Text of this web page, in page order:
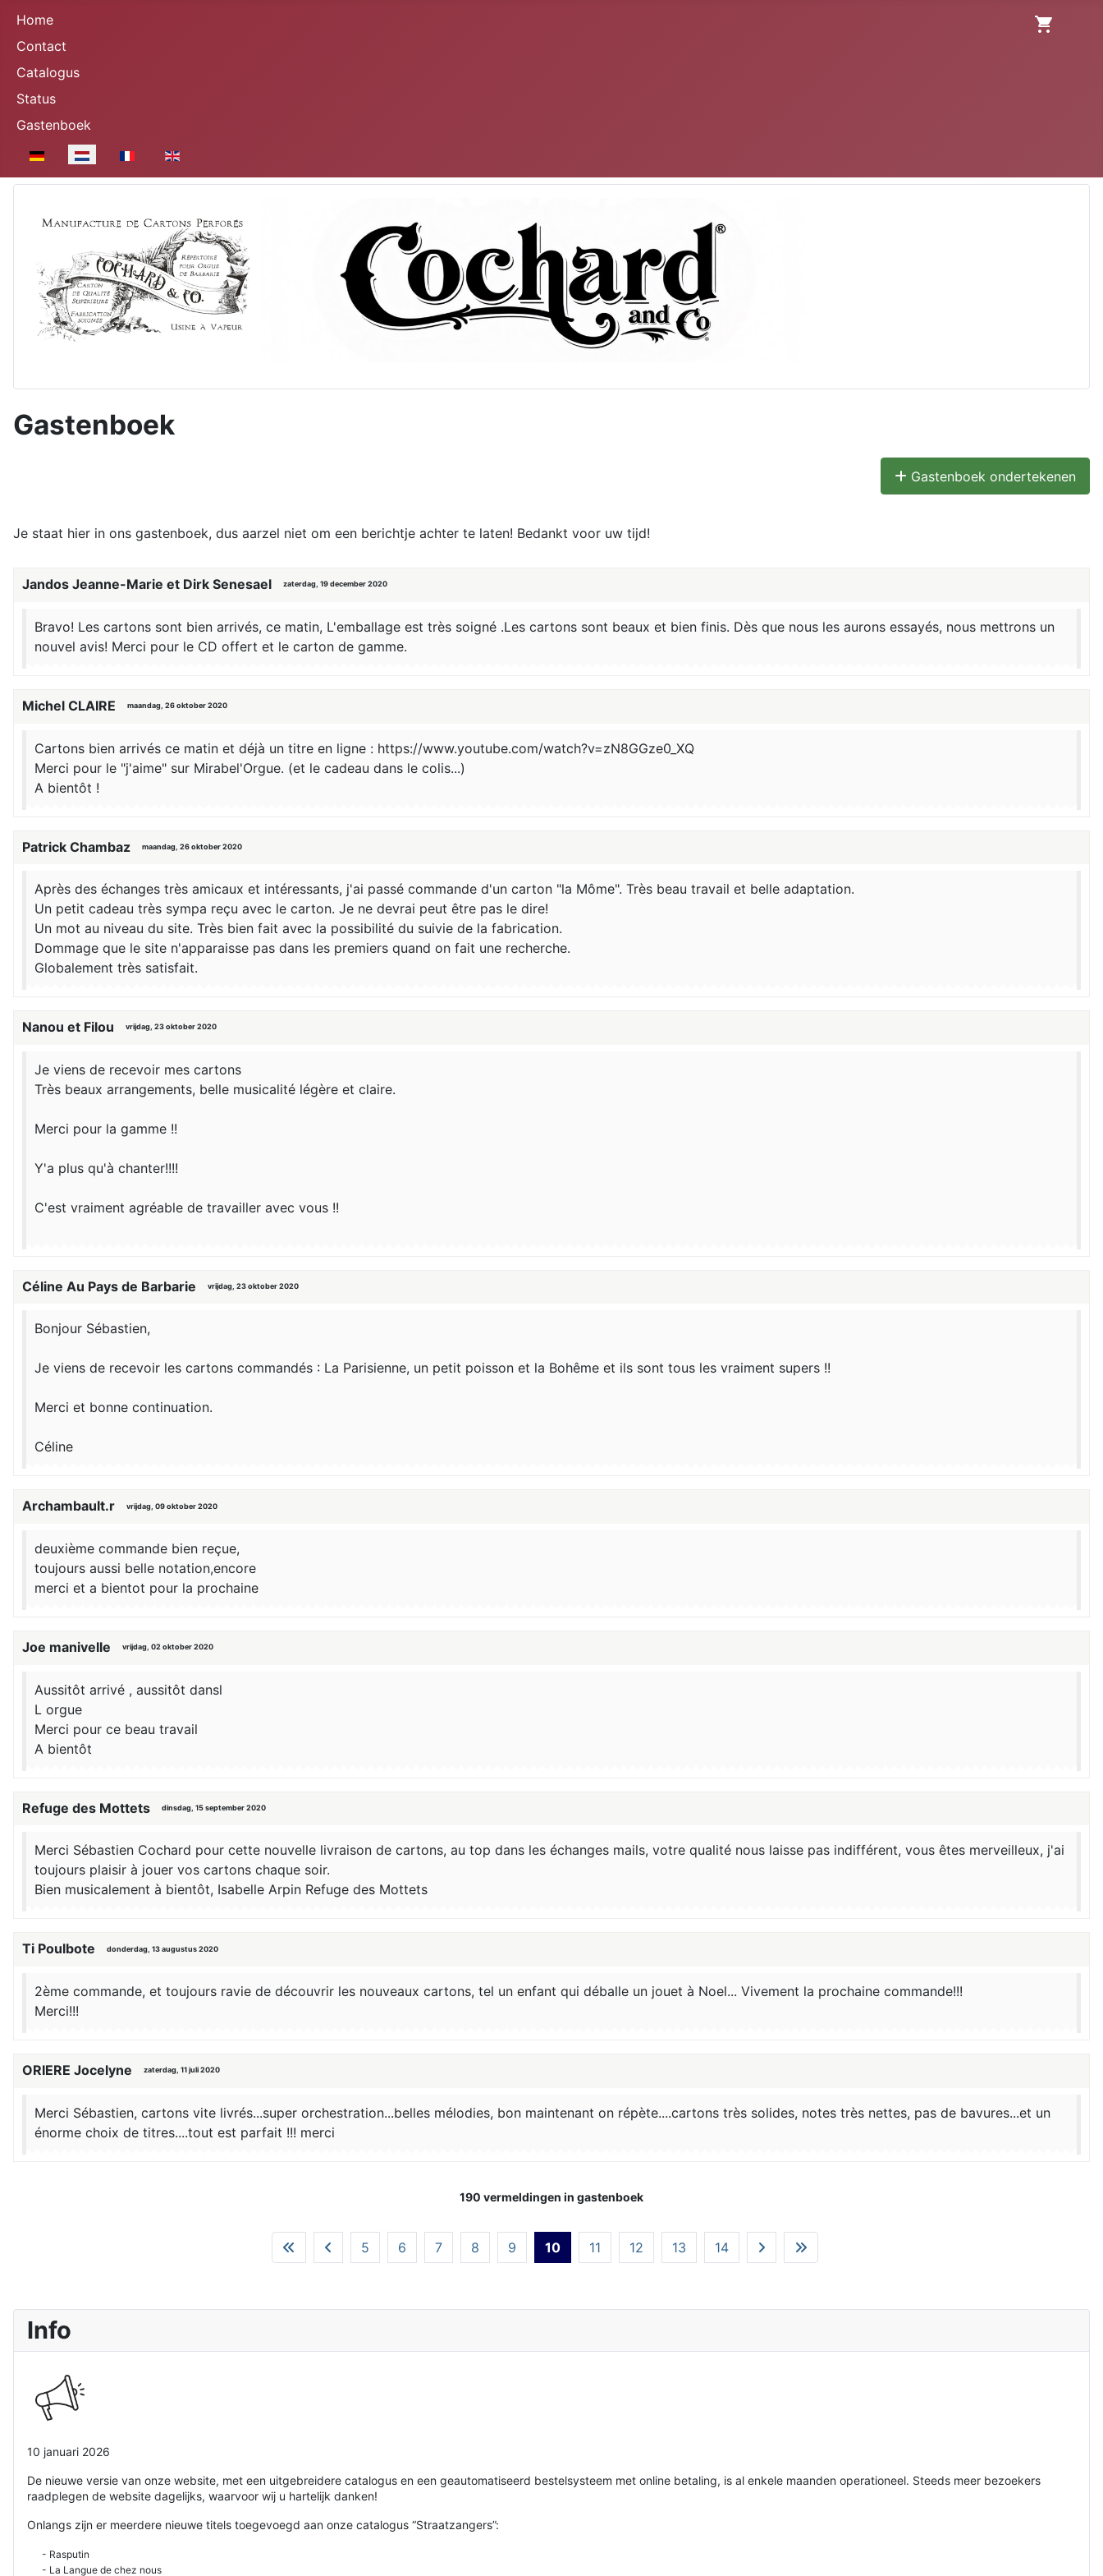
Home
Contact
Catalogus
Status
Gastenboek
Selecteer de taal
Info
10 januari 2026
De nieuwe versie van onze website, met een uitgebreidere catalogus en een geautomatiseerd bestelsysteem met online betaling, is al enkele maanden operationeel. Steeds meer bezoekers
raadplegen de website dagelijks, waarvoor wij u hartelijk danken!
Onlangs zijn er meerdere nieuwe titels toegevoegd aan onze catalogus “Straatzangers”:
- Rasputin
- La Langue de chez nous
Gastenboek
Gastenboek ondertekenen
Je staat hier in ons gastenboek, dus aarzel niet om een berichtje achter te laten! Bedankt voor uw tijd!
Jandos Jeanne-Marie et Dirk Senesael zaterdag, 19 december 2020
Bravo! Les cartons sont bien arrivés, ce matin, L'emballage est très soigné .Les cartons sont beaux et bien finis. Dès que nous les aurons essayés, nous mettrons un
nouvel avis! Merci pour le CD offert et le carton de gamme.
Michel CLAIRE maandag, 26 oktober 2020
Cartons bien arrivés ce matin et déjà un titre en ligne : https://www.youtube.com/watch?v=zN8GGze0_XQ
Merci pour le "j'aime" sur Mirabel'Orgue. (et le cadeau dans le colis...)
A bientôt !
Patrick Chambaz maandag, 26 oktober 2020
Après des échanges très amicaux et intéressants, j'ai passé commande d'un carton "la Môme". Très beau travail et belle adaptation.
Un petit cadeau très sympa reçu avec le carton. Je ne devrai peut être pas le dire!
Un mot au niveau du site. Très bien fait avec la possibilité du suivie de la fabrication.
Dommage que le site n'apparaisse pas dans les premiers quand on fait une recherche.
Globalement très satisfait.
Nanou et Filou vrijdag, 23 oktober 2020
Je viens de recevoir mes cartons
Très beaux arrangements, belle musicalité légère et claire.
Merci pour la gamme !!
Y'a plus qu'à chanter!!!!
C'est vraiment agréable de travailler avec vous !!
Céline Au Pays de Barbarie vrijdag, 23 oktober 2020
Bonjour Sébastien,
Je viens de recevoir les cartons commandés : La Parisienne, un petit poisson et la Bohême et ils sont tous les vraiment supers !!
Merci et bonne continuation.
Céline
Archambault.r vrijdag, 09 oktober 2020
deuxième commande bien reçue,
toujours aussi belle notation,encore
merci et a bientot pour la prochaine
Joe manivelle vrijdag, 02 oktober 2020
Aussitôt arrivé , aussitôt dansl
L orgue
Merci pour ce beau travail
A bientôt
Refuge des Mottets dinsdag, 15 september 2020
Merci Sébastien Cochard pour cette nouvelle livraison de cartons, au top dans les échanges mails, votre qualité nous laisse pas indifférent, vous êtes merveilleux, j'ai
toujours plaisir à jouer vos cartons chaque soir.
Bien musicalement à bientôt, Isabelle Arpin Refuge des Mottets
Ti Poulbote donderdag, 13 augustus 2020
2ème commande, et toujours ravie de découvrir les nouveaux cartons, tel un enfant qui déballe un jouet à Noel... Vivement la prochaine commande!!!
Merci!!!
ORIERE Jocelyne zaterdag, 11 juli 2020
Merci Sébastien, cartons vite livrés...super orchestration...belles mélodies, bon maintenant on répète....cartons très solides, notes très nettes, pas de bavures...et un
énorme choix de titres....tout est parfait !!! merci
190 vermeldingen in gastenboek
5 6 7 8 9 10 11 12 13 14